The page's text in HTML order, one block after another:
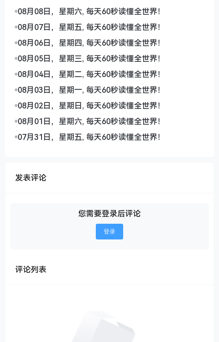
08月08日，星期六, 每天60秒读懂全世界！
08月07日，星期五, 每天60秒读懂全世界！
08月06日，星期四, 每天60秒读懂全世界！
08月05日，星期三, 每天60秒读懂全世界！
08月04日，星期二, 每天60秒读懂全世界！
08月03日，星期一, 每天60秒读懂全世界！
08月02日，星期日, 每天60秒读懂全世界！
08月01日，星期六, 每天60秒读懂全世界！
07月31日，星期五, 每天60秒读懂全世界！
发表评论
您需要登录后评论
登录
评论列表